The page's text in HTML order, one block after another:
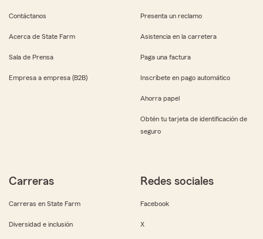
Contáctanos
Acerca de State Farm
Sala de Prensa
Empresa a empresa (B2B)
Presenta un reclamo
Asistencia en la carretera
Paga una factura
Inscríbete en pago automático
Ahorra papel
Obtén tu tarjeta de identificación de
seguro
Carreras
Carreras en State Farm
Diversidad e inclusión
Redes sociales
Facebook
X